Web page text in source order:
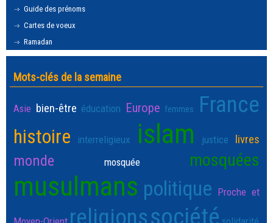
Guide des prénoms
Cartes de voeux
Ramadan
Mots-clés de la semaine
Asie bien-être éducation Europe femmes France
histoire interreligieux islam justice livres
monde mosquée mosquées
musulmans politique Proche et
religionssociété